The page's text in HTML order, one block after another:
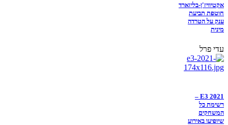
אקטיוויז'ן-בליזארד
חוטפת תביעת
ענק על הטרדה
מינית
עדי פרל
E3 2021 –
רשימת כל
המשחקים
שיופיעו באירוע